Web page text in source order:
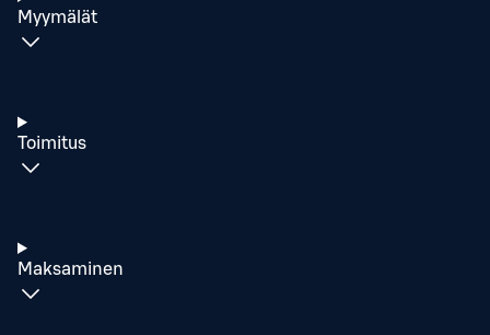
Myymälät
Toimitus
Maksaminen